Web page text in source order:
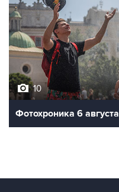
10
Фотохроника 6 августа